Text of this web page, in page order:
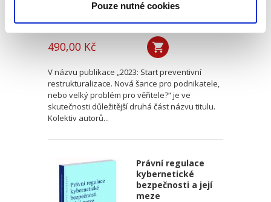
Pouze nutné cookies
Jaroslav Schönfeld,Michal Kuděj,Bohumil Havel,Petr Sprinz,a
490,00 Kč
V názvu publikace „2023: Start preventivní
restrukturalizace. Nová šance pro podnikatele,
nebo velký problém pro věřitele?“ je ve
skutečnosti důležitější druhá část názvu titulu.
Kolektiv autorů...
Právní regulace
kybernetické
bezpečnosti a její
meze